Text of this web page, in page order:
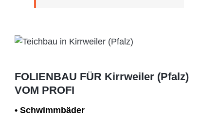
FOLIENBAU FÜR Kirrweiler (Pfalz)
VOM PROFI
• Schwimm­bäder